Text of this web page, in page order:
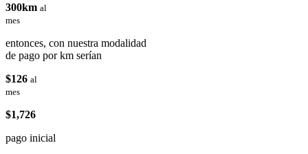
300km al
mes
entonces, con nuestra modalidad
de pago por km serían
$126 al
mes
$1,726
pago inicial